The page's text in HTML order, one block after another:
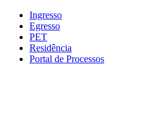
Conteúdo principal
Ingresso
Egresso
PET
Residência
Portal de Processos